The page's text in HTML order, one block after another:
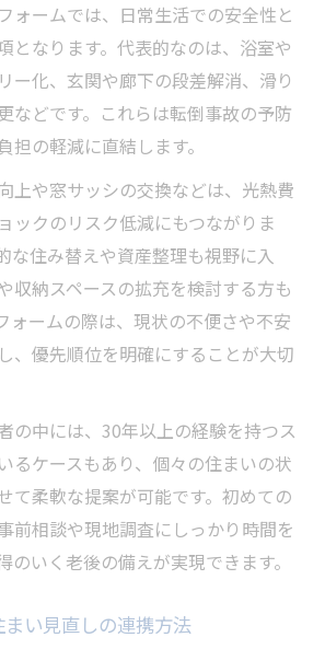
ォームでは、日常生活での安全性と
となります。代表的なのは、浴室や
ー化、玄関や廊下の段差解消、滑り
などです。これらは転倒事故の予防
担の軽減に直結します。
上や窓サッシの交換などは、光熱費
ックのリスク低減にもつながりま
な住み替えや資産整理も視野に入
収納スペースの拡充を検討する方も
ォームの際は、現状の不便さや不安
、優先順位を明確にすることが大切
の中には、30年以上の経験を持つス
るケースもあり、個々の住まいの状
て柔軟な提案が可能です。初めての
前相談や現地調査にしっかり時間を
のいく老後の備えが実現できます。
い見直しの連携方法